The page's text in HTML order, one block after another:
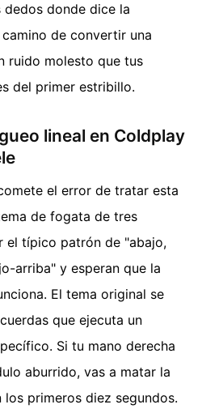
donde dice la
de convertir una
ruido molesto que tus
del primer estribillo.
lineal en Coldplay
el error de tratar esta
de fogata de tres
el típico patrón de "abajo,
arriba" y esperan que la
El tema original se
que ejecuta un
Si tu mano derecha
aburrido, vas a matar la
primeros diez segundos.